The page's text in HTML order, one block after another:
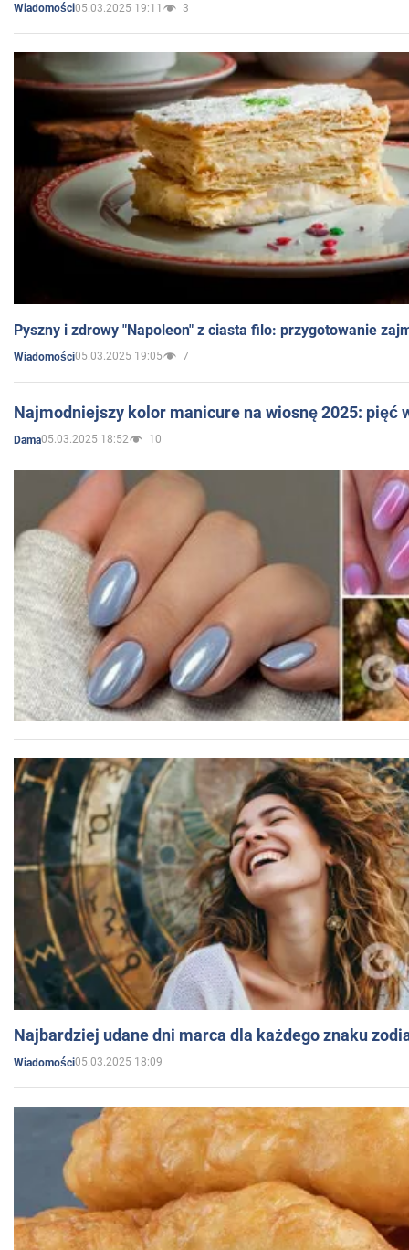
Wiadomości05.03.2025 19:11 3
Pyszny i zdrowy "Napoleon" z ciasta filo: przygotowanie
Wiadomości05.03.2025 19:05 7
Najmodniejszy kolor manicure na wiosnę 2025: pięć
Dama05.03.2025 18:52 10
Najbardziej udane dni marca dla każdego znaku
Wiadomości05.03.2025 18:09